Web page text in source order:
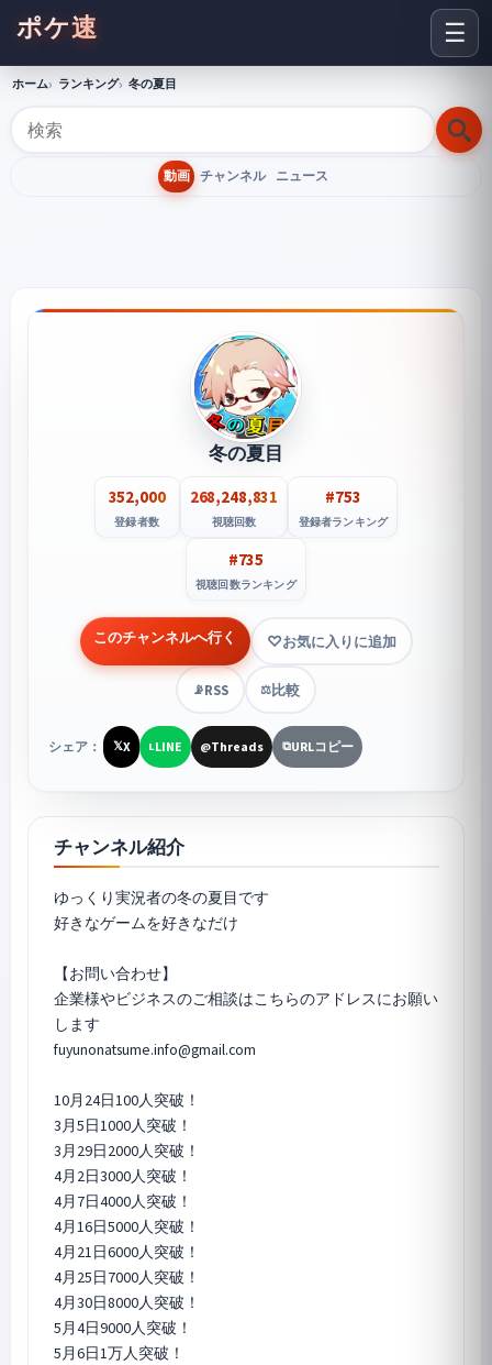
☰
ポケ速
ホーム ランキング 冬の夏目
動画 チャンネル ニュース
冬の夏目
352,000
登録者数
268,248,831
視聴回数
#753
登録者ランキング
#735
視聴回数ランキング
このチャンネルへ行く お気に入りに追加
📡RSS ⚖️比較
シェア： 𝕏X LLINE @Threads ⧉URLコピー
チャンネル紹介
ゆっくり実況者の冬の夏目です
好きなゲームを好きなだけ
【お問い合わせ】
企業様やビジネスのご相談はこちらのアドレスにお願い
します
fuyunonatsume.info@gmail.com
10月24日100人突破！
3月5日1000人突破！
3月29日2000人突破！
4月2日3000人突破！
4月7日4000人突破！
4月16日5000人突破！
4月21日6000人突破！
4月25日7000人突破！
4月30日8000人突破！
5月4日9000人突破！
5月6日1万人突破！